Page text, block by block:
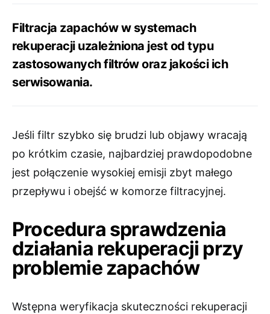
Filtracja zapachów w systemach
rekuperacji uzależniona jest od typu
zastosowanych filtrów oraz jakości ich
serwisowania.
Jeśli filtr szybko się brudzi lub objawy wracają
po krótkim czasie, najbardziej prawdopodobne
jest połączenie wysokiej emisji zbyt małego
przepływu i obejść w komorze filtracyjnej.
Procedura sprawdzenia
działania rekuperacji przy
problemie zapachów
Wstępna weryfikacja skuteczności rekuperacji